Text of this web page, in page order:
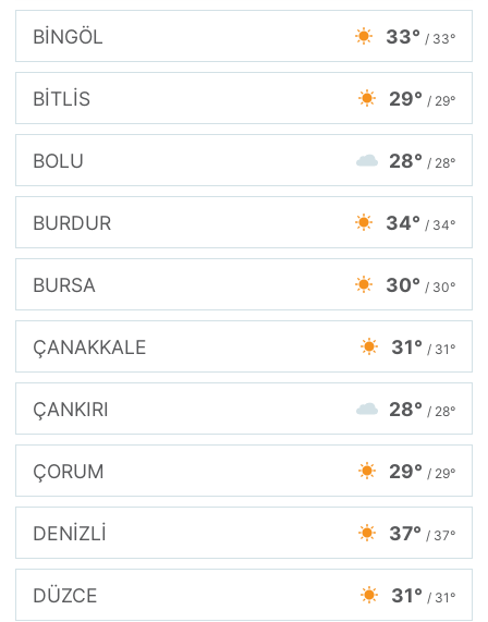
BİNGÖL 33° / 33°
BİTLİS 29° / 29°
BOLU 28° / 28°
BURDUR 34° / 34°
BURSA 30° / 30°
ÇANAKKALE 31° / 31°
ÇANKIRI 28° / 28°
ÇORUM 29° / 29°
DENİZLİ 37° / 37°
DÜZCE 31° / 31°